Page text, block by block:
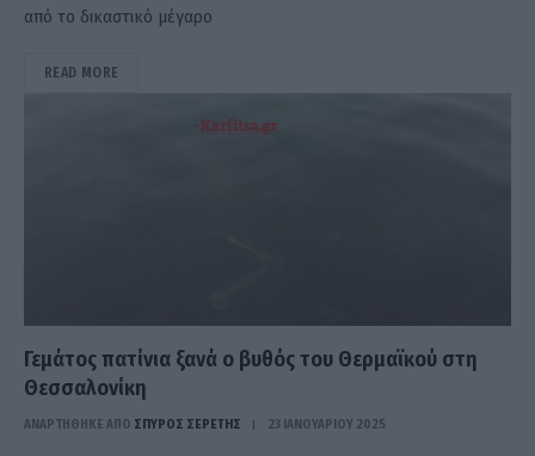
από το δικαστικό μέγαρο
READ MORE
Γεμάτος πατίνια ξανά ο βυθός του Θερμαϊκού στη
Θεσσαλονίκη
ΑΝΑΡΤΗΘΗΚΕ ΑΠΟ ΣΠΎΡΟΣ ΣΕΡΈΤΗΣ 23 ΙΑΝΟΥΑΡΊΟΥ 2025